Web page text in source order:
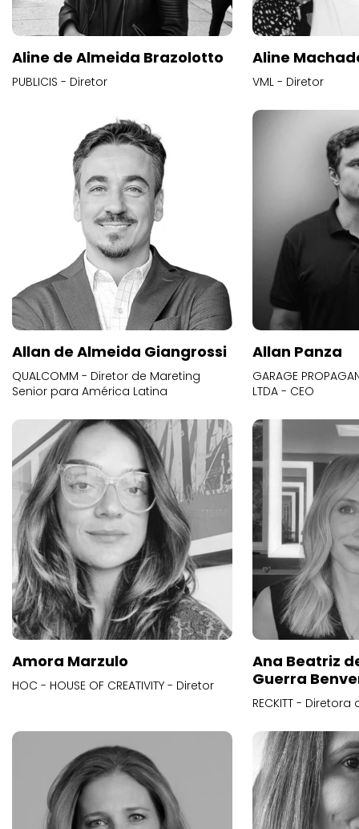
Aline de Almeida Brazolotto
PUBLICIS - Diretor
Aline
VML - Diretor
Allan de Almeida Giangrossi
QUALCOMM - Diretor de Mareting
Senior para América Latina
Allan Panza
GARAGE
LTDA - CEO
Amora Marzulo
HOC - HOUSE OF CREATIVITY - Diretor
Ana Beatriz
Guerra
RECKITT -